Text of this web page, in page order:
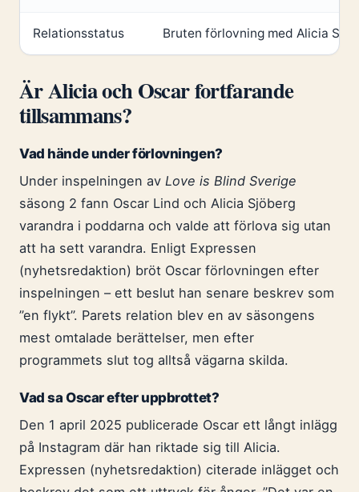
Relationsstatus Bruten förlovning med Alicia
Är Alicia och Oscar fortfarande
tillsammans?
Vad hände under förlovningen?
Under inspelningen av Love is Blind Sverige
säsong 2 fann Oscar Lind och Alicia Sjöberg
varandra i poddarna och valde att förlova sig utan
att ha sett varandra. Enligt Expressen
(nyhetsredaktion) bröt Oscar förlovningen efter
inspelningen – ett beslut han senare beskrev som
”en flykt”. Parets relation blev en av säsongens
mest omtalade berättelser, men efter
programmets slut tog alltså vägarna skilda.
Vad sa Oscar efter uppbrottet?
Den 1 april 2025 publicerade Oscar ett långt inlägg
på Instagram där han riktade sig till Alicia.
Expressen (nyhetsredaktion) citerade inlägget och